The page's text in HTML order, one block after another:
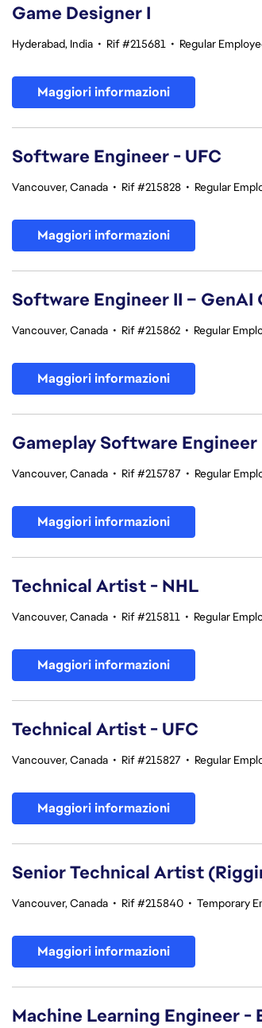
Game Designer I
Hyderabad, India • Rif #215681 • Regular
Maggiori informazioni
Software Engineer - UFC
Vancouver, Canada • Rif #215828 • Regular
Maggiori informazioni
Software Engineer II –
Vancouver, Canada • Rif #215862 • Regular
Maggiori informazioni
Gameplay Software Engineer
Vancouver, Canada • Rif #215787 • Regular
Maggiori informazioni
Technical Artist - NHL
Vancouver, Canada • Rif #215811 • Regular
Maggiori informazioni
Technical Artist - UFC
Vancouver, Canada • Rif #215827 • Regular
Maggiori informazioni
Senior Technical Artist
Vancouver, Canada • Rif #215840 • Temporary
Maggiori informazioni
Machine Learning Engineer -